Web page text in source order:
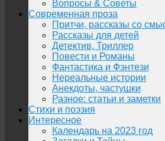
Вопросы & Советы
Современная проза
Притчи, рассказы со
Рассказы для детей
Детектив, Триллер
Повести и Романы
Фантастика и Фэнтези
Нереальные истории
Анекдоты, частушки
Разное: статьи и заметки
Стихи и поэзия
Интересное
Календарь на 2023 год